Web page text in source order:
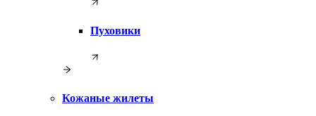
Пуховики
Кожаные жилеты